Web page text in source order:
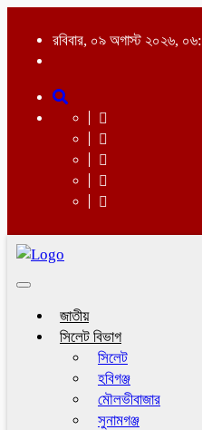
রবিবার, ০৯ অগাস্ট ২০২৬,
Toggle
জাতীয়
সিলেট বিভাগ
সিলেট
হবিগঞ্জ
মৌলভীবাজার
সুনামগঞ্জ